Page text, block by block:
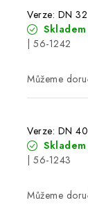
Verze: DN 32
Skladem
| 56-1242
Verze: DN 40
Skladem
| 56-1243